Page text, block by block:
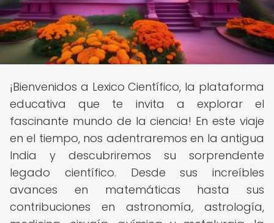
¡Bienvenidos a Lexico Científico, la plataforma
educativa que te invita a explorar el
fascinante mundo de la ciencia! En este viaje
en el tiempo, nos adentraremos en la antigua
India y descubriremos su sorprendente
legado científico. Desde sus increíbles
avances en matemáticas hasta sus
contribuciones en astronomía, astrología,